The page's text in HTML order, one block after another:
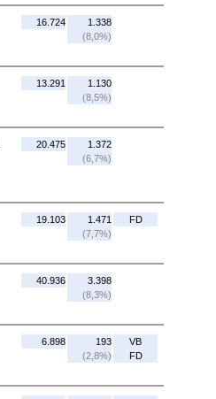
16.724
1.338
(8,0%)
13.291
1.130
(8,5%)
20.475
1.372
(6,7%)
19.103
1.471
(7,7%)
FD
40.936
3.398
(8,3%)
6.898
193
(2,8%)
VB
FD